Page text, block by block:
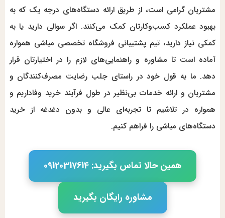
مشتریان گرامی است، از طریق ارائه دستگاه‌های درجه یک که به
بهبود عملکرد کسب‌وکارتان کمک می‌کنند. اگر سوالی دارید یا به
کمکی نیاز دارید، تیم پشتیبانی فروشگاه تخصصی مباشی همواره
آماده است تا مشاوره و راهنمایی‌های لازم را در اختیارتان قرار
دهد. ما به قول خود در راستای جلب رضایت مصرف‌کنندگان و
مشتریان و ارائه خدمات بی‌نظیر در طول فرآیند خرید وفاداریم و
همواره در تلاشیم تا تجربه‌ای عالی و بدون دغدغه از خرید
دستگاه‌های مباشی را فراهم کنیم.
همین حالا تماس بگیرید: 09120317614
مشاوره رایگان بگیرید